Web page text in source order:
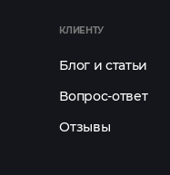
КЛИЕНТУ
Блог и статьи
Вопрос-ответ
Отзывы